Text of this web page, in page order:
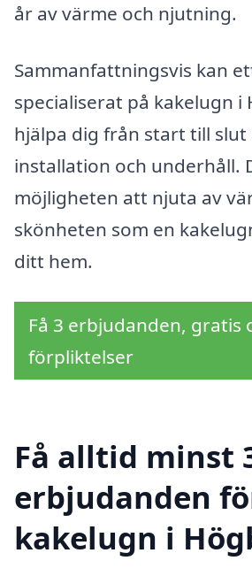
år av värme och njutning.
Sammanfattningsvis kan
specialiserat på kakelugn i
hjälpa dig från start till slut
installation och underhåll.
möjligheten att njuta av
skönheten som en
ditt hem.
Få 3 erbjudanden, gratis
förpliktelser
Få alltid minst
erbjudanden
kakelugn i